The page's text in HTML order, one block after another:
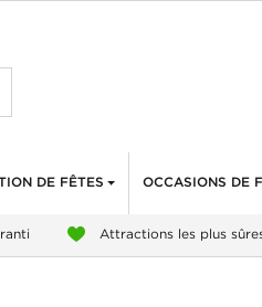
DE FÊTES OCCASIONS DE
Attractions les plus